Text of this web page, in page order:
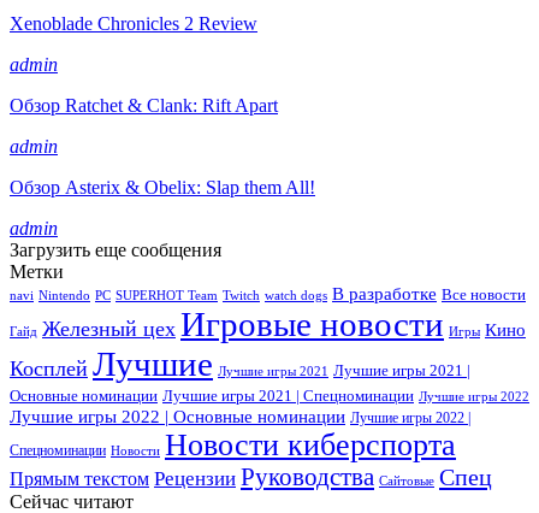
Xenoblade Chronicles 2 Review
admin
Обзор Ratchet & Clank: Rift Apart
admin
Обзор Asterix & Obelix: Slap them All!
admin
Загрузить еще сообщения
Метки
navi Nintendo PC SUPERHOT Team Twitch watch dogs В разработке Все новости
Гайд Железный цех Игровые новости Игры Кино
Косплей Лучшие Лучшие игры 2021
Лучшие игры 2021 |
Основные номинации Лучшие игры 2021 | Спецноминации Лучшие игры 2022
Лучшие игры 2022 | Основные номинации Лучшие игры 2022 |
Спецноминации Новости Новости киберспорта
Прямым текстом Рецензии Руководства Сайтовые Спец
Сейчас читают